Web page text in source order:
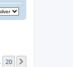
20